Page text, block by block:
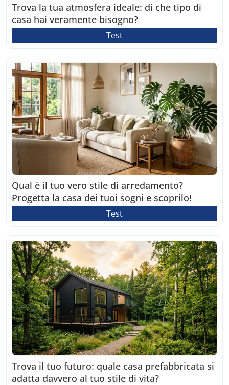
Trova la tua atmosfera ideale: di che tipo di
casa hai veramente bisogno?
Test
Qual è il tuo vero stile di arredamento?
Progetta la casa dei tuoi sogni e scoprilo!
Test
Trova il tuo futuro: quale casa prefabbricata si
adatta davvero al tuo stile di vita?